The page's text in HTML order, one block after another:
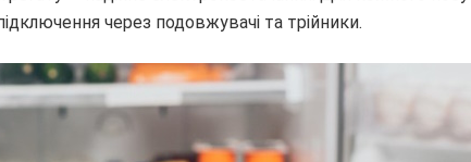
через подовжувачі та трійники.